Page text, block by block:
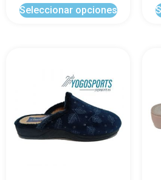
Seleccionar opciones